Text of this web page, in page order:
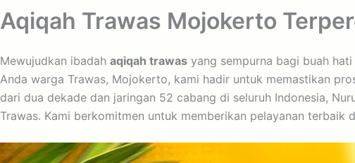
Aqiqah Trawas Mojokerto
Mewujudkan ibadah aqiqah trawas yang sempurna bagi buah
Anda warga Trawas, Mojokerto, kami hadir untuk memastikan
dari dua dekade dan jaringan 52 cabang di seluruh Indonesia,
Trawas. Kami berkomitmen untuk memberikan pelayanan terbaik